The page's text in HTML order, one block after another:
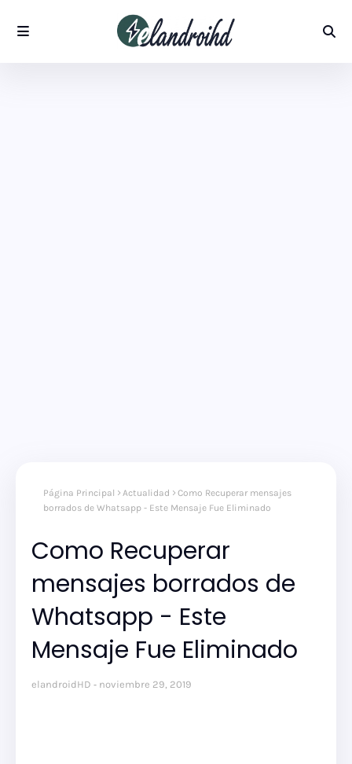
Página Principal Actualidad
Como Recuperar mensajes
borrados de Whatsapp - Este Mensaje Fue Eliminado
Como Recuperar
mensajes borrados de
Whatsapp - Este
Mensaje Fue Eliminado
elandroidHD noviembre 29, 2019